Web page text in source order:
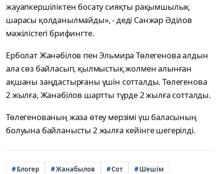
жауапкершіліктен босату сияқты рақымшылық
шарасы қолданылмайды», - деді Санжар Әділов
мәжілістегі брифингте.
Ерболат Жанәбілов пен Эльмира Төлегенова алдын
ала сөз байласып, қылмыстық жолмен алынған
ақшаны заңдастырғаны үшін сотталды. Төлегенова
2 жылға, Жанәбілов шартты түрде 2 жылға сотталды.
Төлегенованың жаза өтеу мерзімі үш баласының
болуына байланысты 2 жылға кейінге шегерілді.
Блогер Жанабылов Сот Шешім